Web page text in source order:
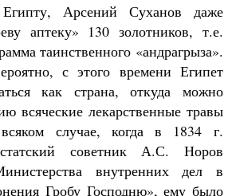
Арсений Суханов даже
аптеку» 130 золотников, т.е.
таинственного «андрагрыза».
с этого времени Египет
как страна, откуда можно
всяческие лекарственные травы
случае, когда в 1834 г.
статский советник А.С. Норов
внутренних дел в
Гробу Господню», ему было